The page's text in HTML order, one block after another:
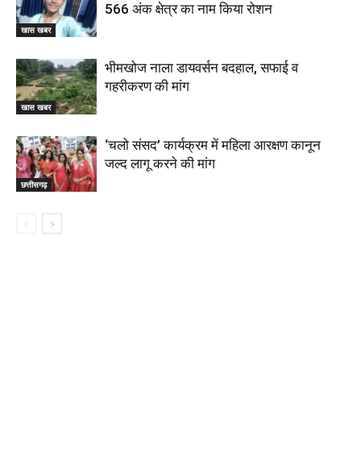
खास खबर
566 अंक क्षेत्र का नाम किया रोशन
खास खबर
भीमखोज नाला डायवर्सन बदहाल, सफाई व
गहरीकरण की मांग
छत्तीसगढ़
‘चलो संसद’ कार्यक्रम में महिला आरक्षण कानून
जल्द लागू करने की मांग